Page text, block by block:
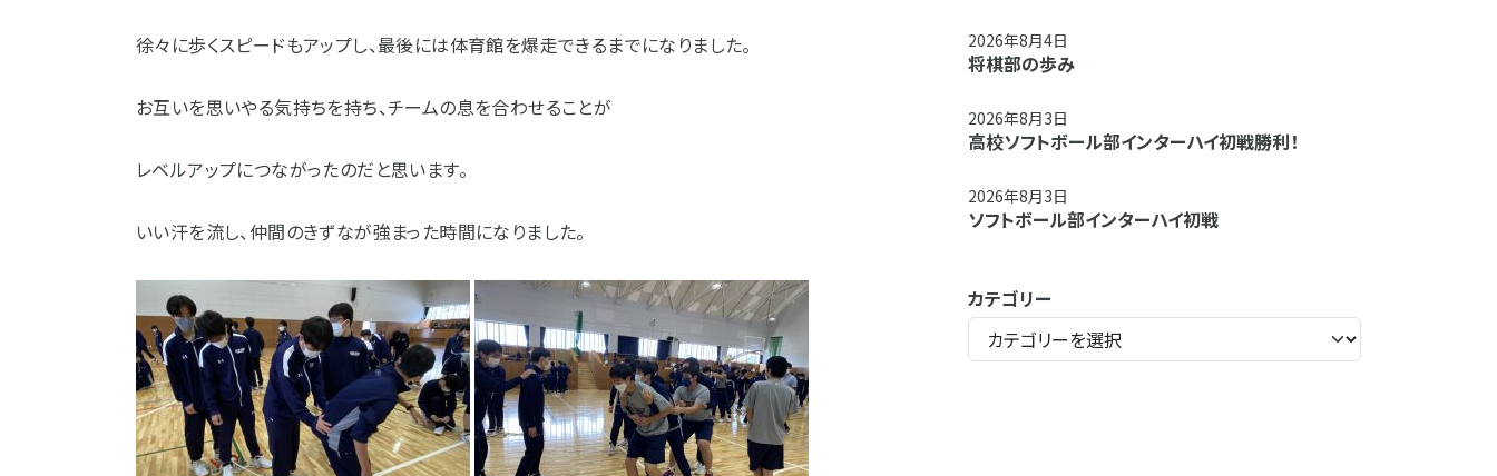
徐々に歩くスピードもアップし、最後には体育館を爆走できるまでになりました。
お互いを思いやる気持ちを持ち、チームの息を合わせることが
レベルアップにつながったのだと思います。
いい汗を流し、仲間のきずなが強まった時間になりました。
2026年8月4日
将棋部の歩み
2026年8月3日
高校ソフトボール部インターハイ初戦勝利！
2026年8月3日
ソフトボール部インターハイ初戦
カテゴリー